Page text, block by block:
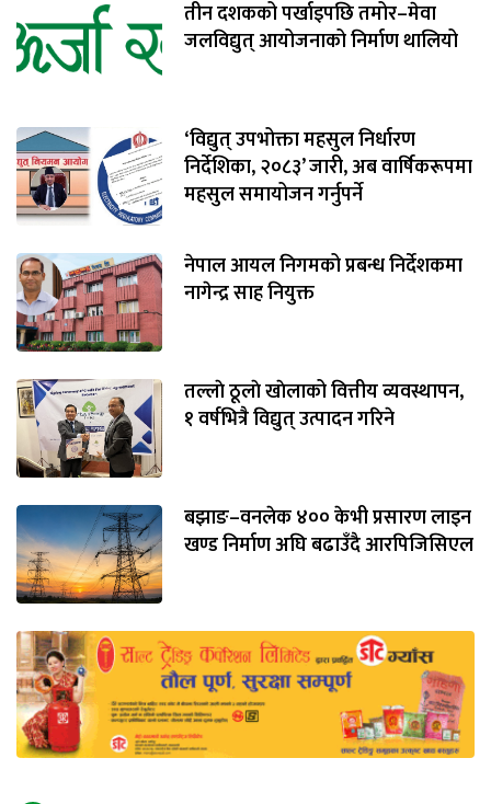
तीन दशकको पर्खाइपछि तमोर–मेवा
जलविद्युत् आयोजनाको निर्माण थालियो
‘विद्युत् उपभोक्ता महसुल निर्धारण
निर्देशिका, २०८३’ जारी, अब वार्षिकरूपमा
महसुल समायोजन गर्नुपर्ने
नेपाल आयल निगमको प्रबन्ध निर्देशकमा
नागेन्द्र साह नियुक्त
तल्लाे ठूलाे खाेलाको वित्तीय व्यवस्थापन,
१ वर्षभित्रै विद्युत् उत्पादन गरिने
बझाङ–वनलेक ४०० केभी प्रसारण लाइन
खण्ड निर्माण अघि बढाउँदै आरपिजिसिएल